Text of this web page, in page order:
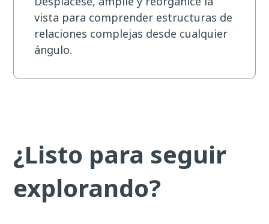
vista para comprender estructuras de
relaciones complejas desde cualquier
ángulo.
¿Listo para seguir
explorando?